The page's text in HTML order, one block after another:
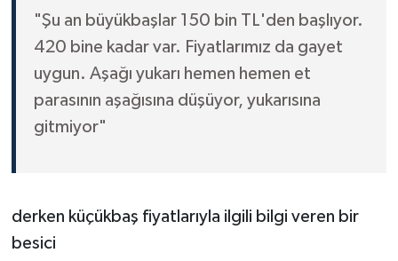
"Şu an büyükbaşlar 150 bin TL'den başlıyor.
420 bine kadar var. Fiyatlarımız da gayet
uygun. Aşağı yukarı hemen hemen et
parasının aşağısına düşüyor, yukarısına
gitmiyor"
derken küçükbaş fiyatlarıyla ilgili bilgi veren bir
besici